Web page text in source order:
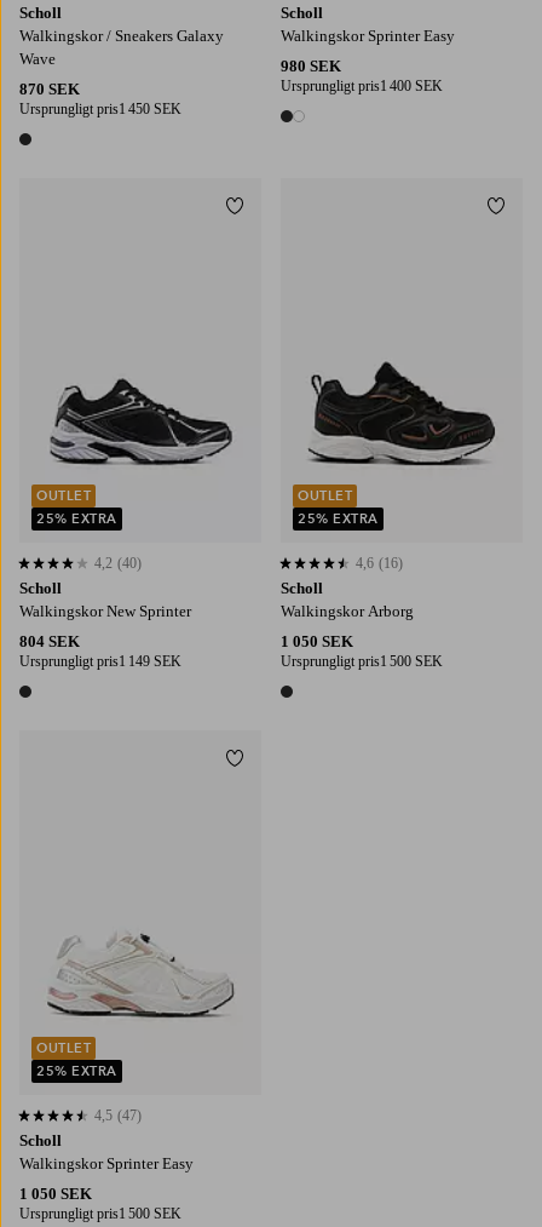
Scholl
Walkingskor / Sneakers Galaxy
Wave
870 SEK
Ursprungligt pris1 450 SEK
1 färg
Scholl
Walkingskor Sprinter Easy
980 SEK
Ursprungligt pris1 400 SEK
2 färger
Scholl
Walkingskor New Sprinter
804 SEK
Ursprungligt pris1 149 SEK
1 färg
4,2 baserat på 40 st betyg
4,2 (40)
OUTLET
25% EXTRA
Lägg till i favoriter
Scholl
Walkingskor Arborg
1 050 SEK
Ursprungligt pris1 500 SEK
1 färg
4,6 baserat på 16 st betyg
4,6 (16)
OUTLET
25% EXTRA
Scholl
Walkingskor Sprinter Easy
1 050 SEK
Ursprungligt pris1 500 SEK
4,5 baserat på 47 st betyg
4,5 (47)
OUTLET
25% EXTRA
Lägg till i favoriter